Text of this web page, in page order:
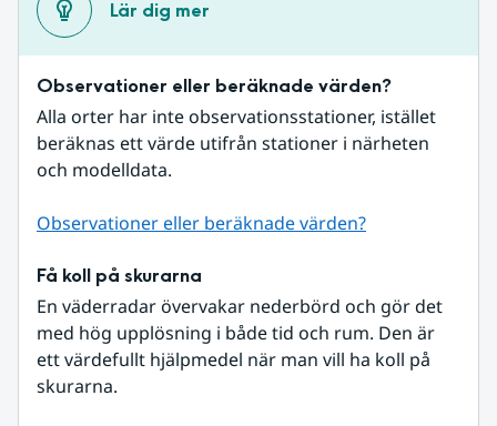
Lär dig mer
Observationer eller beräknade värden?
Alla orter har inte observationsstationer, istället
beräknas ett värde utifrån stationer i närheten
och modelldata.
Observationer eller beräknade värden?
Få koll på skurarna
En väderradar övervakar nederbörd och gör det
med hög upplösning i både tid och rum. Den är
ett värdefullt hjälpmedel när man vill ha koll på
skurarna.